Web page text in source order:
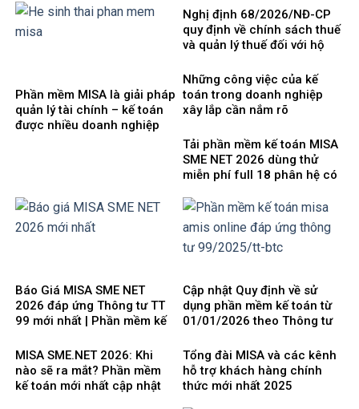
Phần mềm MISA là giải pháp
quản lý tài chính – kế toán
được nhiều doanh nghiệp
Nghị định 68/2026/NĐ-CP
quy định về chính sách thuế
và quản lý thuế đối với hộ
doanh
Những công việc của kế
toán trong doanh nghiệp
xây lắp cần nắm rõ
Tải phần mềm kế toán MISA
SME NET 2026 dùng thử
miễn phí full 18 phân hệ có
Báo Giá MISA SME NET
2026 đáp ứng Thông tư TT
99 mới nhất | Phần mềm kế
Cập nhật Quy định về sử
dụng phần mềm kế toán từ
01/01/2026 theo Thông tư
MISA SME.NET 2026: Khi
nào sẽ ra mắt? Phần mềm
kế toán mới nhất cập nhật
Tổng đài MISA và các kênh
hỗ trợ khách hàng chính
thức mới nhất 2025